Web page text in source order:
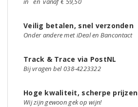
Veilig betalen, snel verzonden
Onder andere met iDeal en Bancontact
Track & Trace via PostNL
Bij vragen bel 038-4223322
Hoge kwaliteit, scherpe prijzen
Wij zijn gewoon gek op wijn!